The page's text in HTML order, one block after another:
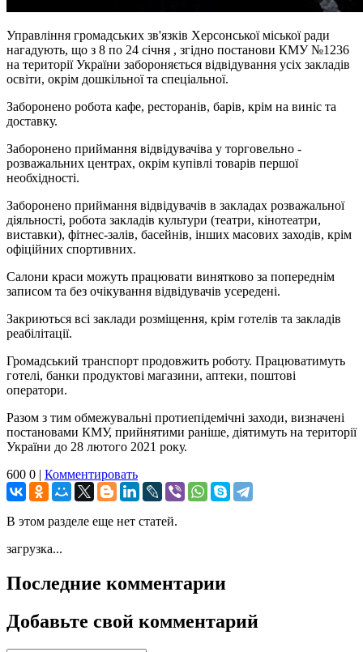
Управління громадських зв'язків Херсонської міської ради
нагадують, що з 8 по 24 січня , згідно постанови КМУ №1236
на території України забороняється відвідування усіх закладів
освіти, окрім дошкільної та спеціальної.
Заборонено робота кафе, ресторанів, барів, крім на виніс та
доставку.
Заборонено приймання відвідувачіва у торговельно -
розважальних центрах, окрім купівлі товарів першої
необхідності.
Заборонено приймання відвідувачів в закладах розважальної
діяльності, робота закладів культури (театри, кінотеатри,
виставки), фітнес-залів, басейнів, інших масових заходів, крім
офіційних спортивних.
Салони краси можуть працювати винятково за попереднім
записом та без очікування відвідувачів усередені.
Закриються всі заклади розміщення, крім готелів та закладів
реабілітації.
Громадський транспорт продовжить роботу. Працюватимуть
готелі, банки продуктові магазини, аптеки, поштові
оператори.
Разом з тим обмежувальні протиепідемічні заходи, визначені
постановами КМУ, прийнятими раніше, діятимуть на території
України до 28 лютого 2021 року.
600 0 | Комментировать
В этом разделе еще нет статей.
загрузка...
Последние комментарии
Добавьте свой комментарий